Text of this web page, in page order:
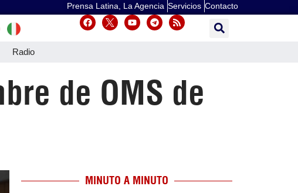
Prensa Latina, La Agencia Servicios Contacto
Radio
de OMS de
MINUTO A MINUTO